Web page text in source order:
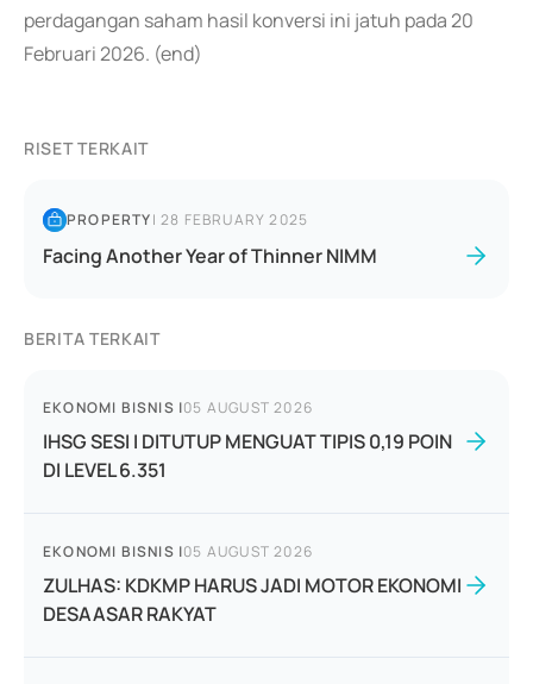
perdagangan saham hasil konversi ini jatuh pada 20
Februari 2026. (end)
RISET TERKAIT
PROPERTY|28 FEBRUARY 2025
Facing Another Year of Thinner NIMM
BERITA TERKAIT
EKONOMI BISNIS |05 AUGUST 2026
IHSG SESI I DITUTUP MENGUAT TIPIS 0,19 POIN
DI LEVEL 6.351
EKONOMI BISNIS |05 AUGUST 2026
ZULHAS: KDKMP HARUS JADI MOTOR EKONOMI
DESAASAR RAKYAT